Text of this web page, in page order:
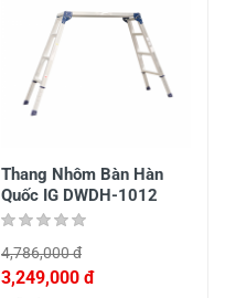
Thang Nhôm Bàn Hàn
Quốc IG DWDH-1012
4,786,000 đ
3,249,000 đ